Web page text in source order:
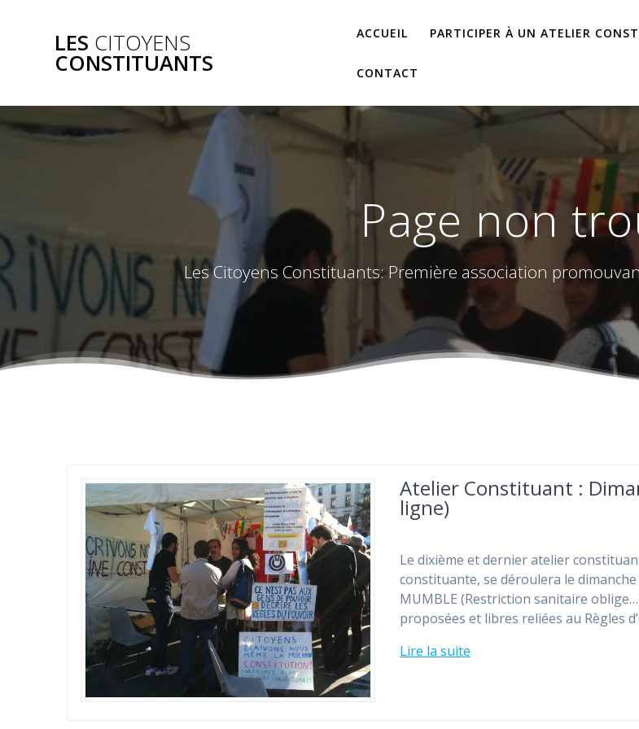
LES CITOYENS
CONSTITUANTS
ACCUEIL PARTICIPER À UN ATELIER
CONTACT
Page non
Les Citoyens Constituants: Première association
Atelier Constituant :
ligne)
Le dixième et dernier atelier
constituante, se déroulera le dimanche
MUMBLE (Restriction sanitaire
proposées et libres reliées au Règles
Lire la suite